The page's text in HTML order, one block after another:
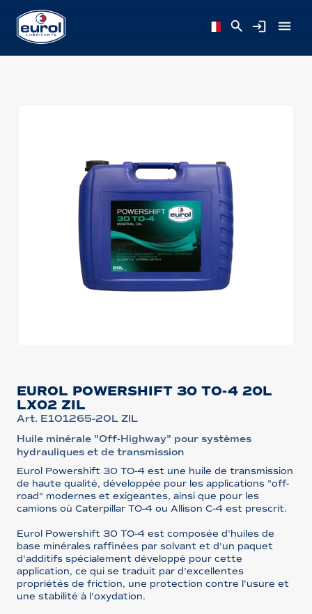
EUROL POWERSHIFT 30 TO-4 20L
LX02 ZIL
Art. E101265-20L ZIL
Huile minérale "Off-Highway" pour systèmes
hydrauliques et de transmission
Eurol Powershift 30 TO-4 est une huile de transmission
de haute qualité, développée pour les applications "off-
road" modernes et exigeantes, ainsi que pour les
camions où Caterpillar TO-4 ou Allison C-4 est prescrit.
Eurol Powershift 30 TO-4 est composée d'huiles de
base minérales raffinées par solvant et d'un paquet
d'additifs spécialement développé pour cette
application, ce qui se traduit par d'excellentes
propriétés de friction, une protection contre l'usure et
une stabilité à l'oxydation.